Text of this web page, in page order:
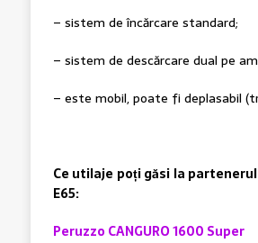
– sistem de încărcare standard;
– sistem de descărcare dual pe
– este mobil, poate fi deplasabil
Ce utilaje poți găsi la
E65:
Peruzzo CANGURO 1600 Super